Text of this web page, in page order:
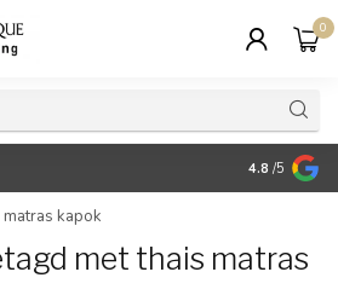
0
4.8 /5
matras kapok
met thais matras